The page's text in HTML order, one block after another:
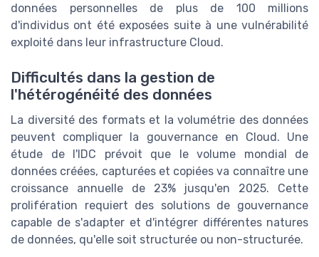
données personnelles de plus de 100 millions
d'individus ont été exposées suite à une vulnérabilité
exploité dans leur infrastructure Cloud.
Difficultés dans la gestion de
l'hétérogénéité des données
La diversité des formats et la volumétrie des données
peuvent compliquer la gouvernance en Cloud. Une
étude de l'IDC prévoit que le volume mondial de
données créées, capturées et copiées va connaître une
croissance annuelle de 23% jusqu'en 2025. Cette
prolifération requiert des solutions de gouvernance
capable de s'adapter et d'intégrer différentes natures
de données, qu'elle soit structurée ou non-structurée.